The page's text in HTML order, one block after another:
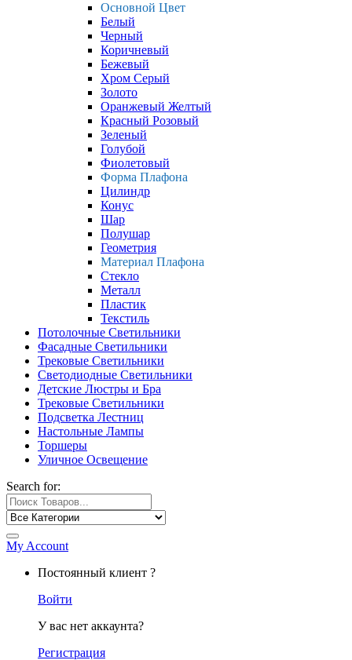
Основной Цвет
Белый
Черный
Коричневый
Бежевый
Хром Серый
Золото
Оранжевый Желтый
Красный Розовый
Зеленый
Голубой
Фиолетовый
Форма Плафона
Цилиндр
Конус
Шар
Полушар
Геометрия
Материал Плафона
Стекло
Металл
Пластик
Текстиль
Потолочные Светильники
Фасадные Светильники
Трековые Светильники
Светодиодные Светильники
Детские Люстры и Бра
Трековые Светильники
Подсветка Лестниц
Настольные Лампы
Торшеры
Уличное Освещение
Search for:
My Account
Постоянный клиент ?
Войти
У вас нет аккаунта?
Регистрация